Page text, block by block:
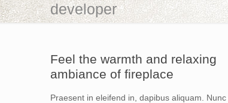
developer
Feel the warmth and relaxing
ambiance of fireplace
Praesent in eleifend in, dapibus aliquam.